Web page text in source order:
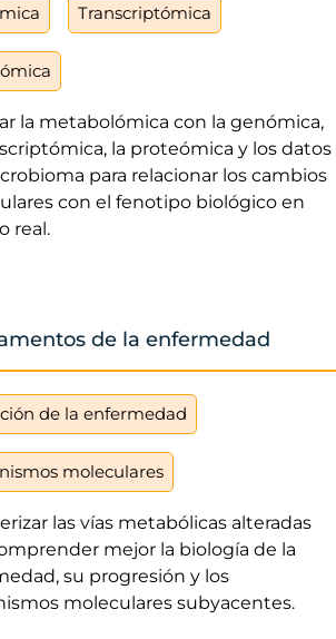
Transcriptómica
la metabolómica con la genómica,
la proteómica y los datos
para relacionar los cambios
con el fenotipo biológico en
real.
de la enfermedad
de la enfermedad
moleculares
las vías metabólicas alteradas
mejor la biología de la
su progresión y los
moleculares subyacentes.